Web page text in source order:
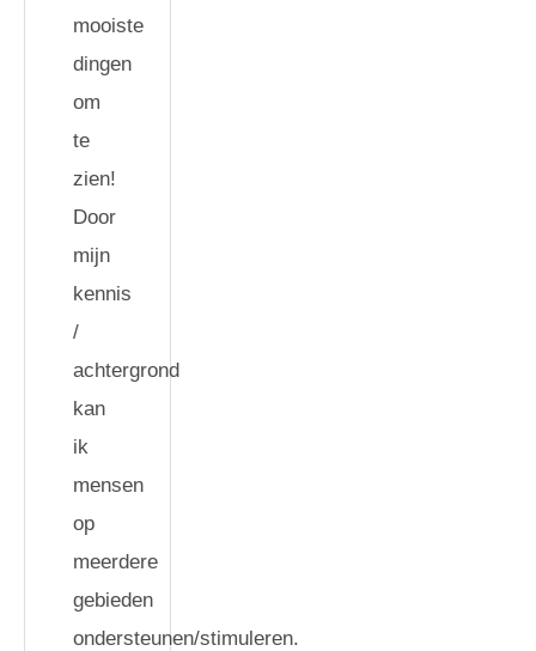
mooiste
dingen
om
te
zien!
Door
mijn
kennis
/
achtergrond
kan
ik
mensen
op
meerdere
gebieden
ondersteunen/stimuleren.